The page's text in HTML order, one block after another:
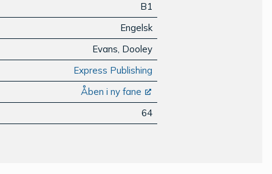
B1
Engelsk
Evans, Dooley
Express Publishing
Åben i ny fane
64